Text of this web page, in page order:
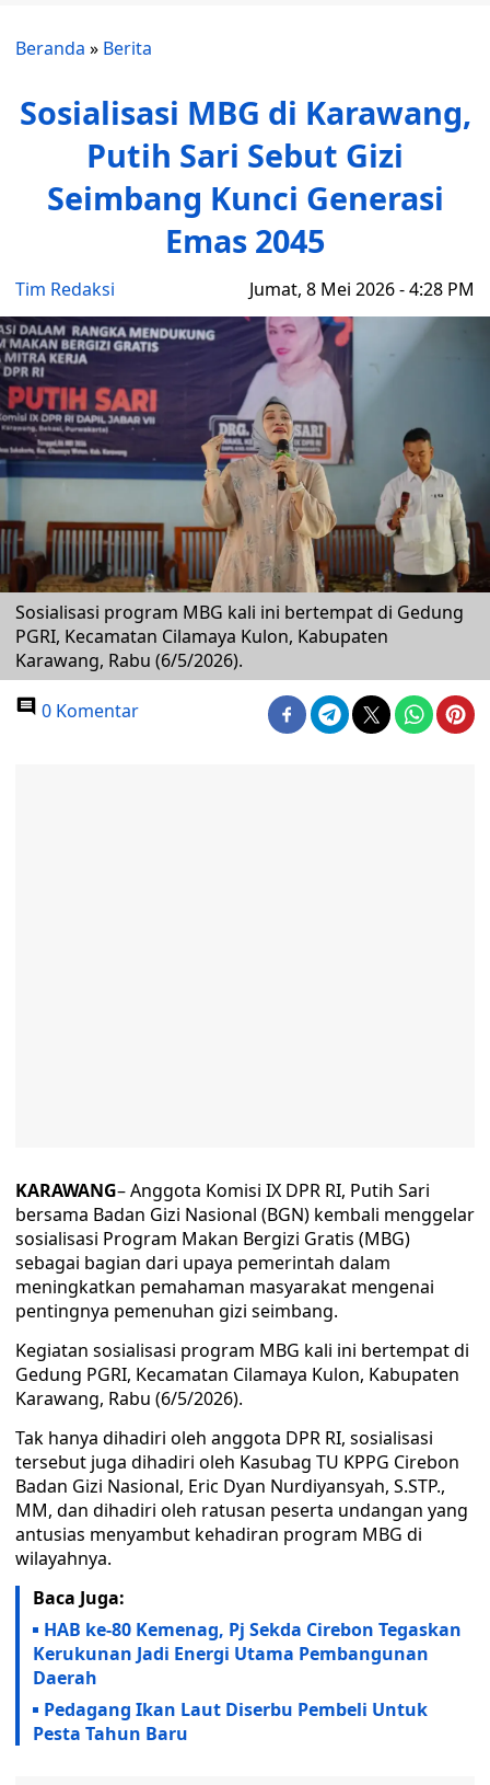
Beranda » Berita
Sosialisasi MBG di Karawang,
Putih Sari Sebut Gizi
Seimbang Kunci Generasi
Emas 2045
Tim Redaksi Jumat, 8 Mei 2026 - 4:28 PM
Sosialisasi program MBG kali ini bertempat di Gedung
PGRI, Kecamatan Cilamaya Kulon, Kabupaten
Karawang, Rabu (6/5/2026).
0 Komentar
KARAWANG– Anggota Komisi IX DPR RI, Putih Sari
bersama Badan Gizi Nasional (BGN) kembali menggelar
sosialisasi Program Makan Bergizi Gratis (MBG)
sebagai bagian dari upaya pemerintah dalam
meningkatkan pemahaman masyarakat mengenai
pentingnya pemenuhan gizi seimbang.
Kegiatan sosialisasi program MBG kali ini bertempat di
Gedung PGRI, Kecamatan Cilamaya Kulon, Kabupaten
Karawang, Rabu (6/5/2026).
Tak hanya dihadiri oleh anggota DPR RI, sosialisasi
tersebut juga dihadiri oleh Kasubag TU KPPG Cirebon
Badan Gizi Nasional, Eric Dyan Nurdiyansyah, S.STP.,
MM, dan dihadiri oleh ratusan peserta undangan yang
antusias menyambut kehadiran program MBG di
wilayahnya.
Baca Juga:
HAB ke-80 Kemenag, Pj Sekda Cirebon Tegaskan
Kerukunan Jadi Energi Utama Pembangunan
Daerah
Pedagang Ikan Laut Diserbu Pembeli Untuk
Pesta Tahun Baru